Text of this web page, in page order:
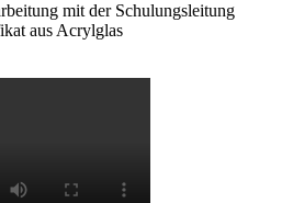
mit der Schulungsleitung
aus Acrylglas